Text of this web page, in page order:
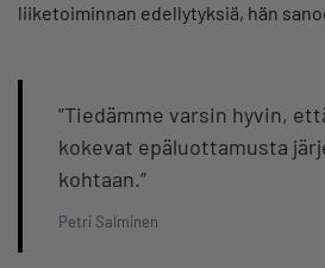
liiketoiminnan edellytyksiä, hän
”Tiedämme varsin hyvin,
kokevat epäluottamusta
kohtaan.”
Petri Salminen